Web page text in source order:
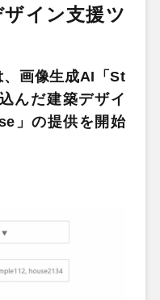
イン支援ツ
画像生成AI「St
んだ建築デザイ
」の提供を開始